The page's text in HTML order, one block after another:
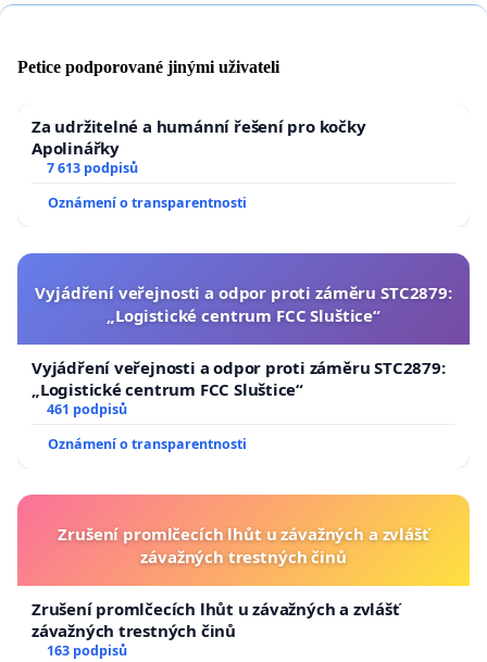
Petice podporované jinými uživateli
Za udržitelné a humánní řešení pro kočky
Apolinářky
7 613 podpisů
Oznámení o transparentnosti
Vyjádření veřejnosti a odpor proti záměru STC2879:
„Logistické centrum FCC Sluštice“
Vyjádření veřejnosti a odpor proti záměru STC2879:
„Logistické centrum FCC Sluštice“
461 podpisů
Oznámení o transparentnosti
Zrušení promlčecích lhůt u závažných a zvlášť
závažných trestných činů
Zrušení promlčecích lhůt u závažných a zvlášť
závažných trestných činů
163 podpisů